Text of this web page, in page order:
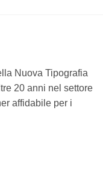
Nuova Tipografia
20 anni nel settore
affidabile per i